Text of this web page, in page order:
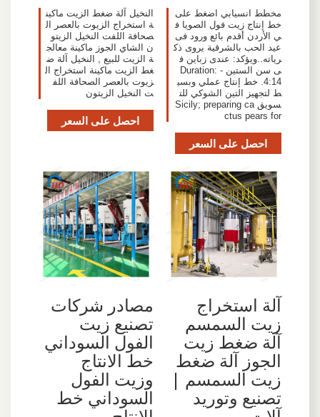
مخطط انسيابي اضغط على
خط إنتاج زيت فول الصويا ف
ي الأردن أقدم بائع ورود فى
عيد الحب بالشرقية يروى ذك
رياته..ويؤكد: عندى زباين ف
ى سن الستين - Duration:
4:14. خط إنتاج عملي وبسي
ط لتجهيز التين الشوكي للت
سويق Sicily; preparing ca
ctus pears for
احصل على السعر
النخيل آلة ضغط الزيت ماكين
ة استخراج الزيوت بالعصر ال
صحافة اللفت النخيل الزيتو
ن الشاي الجوز ماكينة معالج
ة الزيت للبيع , النخيل آلة ض
غط الزيت ماكينة استخراج ال
زيوت بالعصر الصحافة اللف
ت النخيل الزيتون
احصل على السعر
آلة استخراج
زيت السمسم
آلة ضغط زيت
الجوز آلة ضغط
زيت السمسم |
تصنيع وتوريد
مصادر شركات
تصنيع زيت
الفول السوداني
خط الانتاج
وزيت الفول
السوداني خط